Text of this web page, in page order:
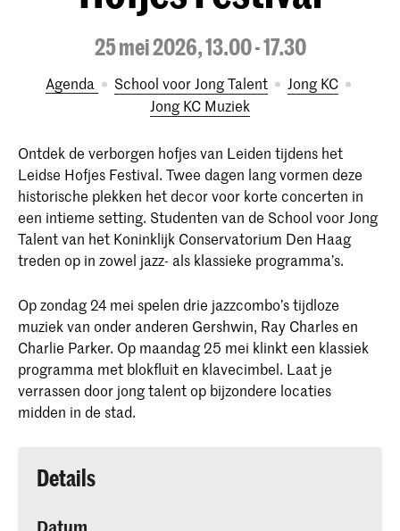
25 mei 2026, 13.00 - 17.30
Agenda School voor Jong Talent
Jong KC
Jong KC Muziek
Ontdek de verborgen hofjes van Leiden tijdens het
Leidse Hofjes Festival. Twee dagen lang vormen deze
historische plekken het decor voor korte concerten in
een intieme setting. Studenten van de School voor Jong
Talent van het Koninklijk Conservatorium Den Haag
treden op in zowel jazz- als klassieke programma’s.
Op zondag 24 mei spelen drie jazzcombo’s tijdloze
muziek van onder anderen Gershwin, Ray Charles en
Charlie Parker. Op maandag 25 mei klinkt een klassiek
programma met blokfluit en klavecimbel. Laat je
verrassen door jong talent op bijzondere locaties
midden in de stad.
Details
Datum